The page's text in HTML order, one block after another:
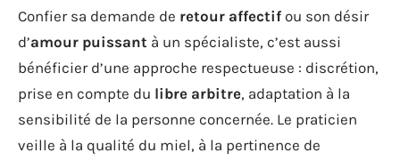
Confier sa demande de retour affectifou son désir
d’amour puissant à un spécialiste, c’est aussi
bénéficier d’une approche respectueuse : discrétion,
prise en compte du libre arbitre, adaptation à la
sensibilité de la personne concernée. Le praticien
veille à la qualité du miel, à la pertinence de